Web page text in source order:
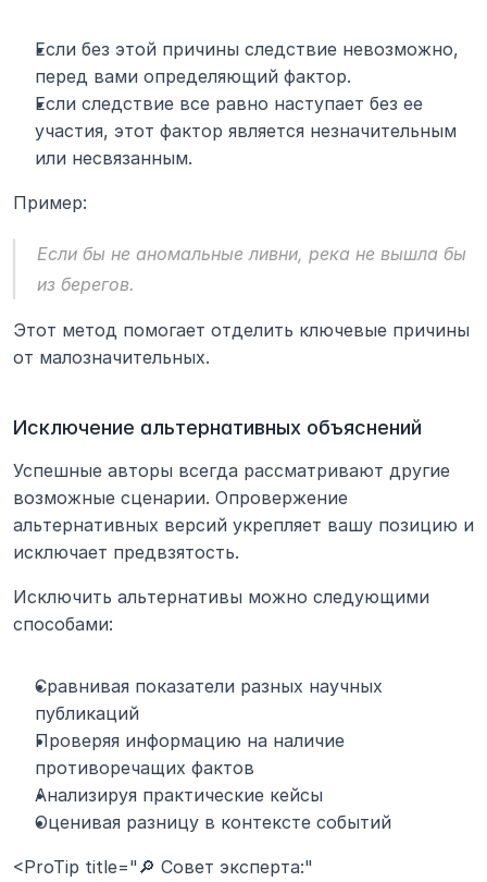
Если без этой причины следствие невозможно,
перед вами определяющий фактор.
Если следствие все равно наступает без ее
участия, этот фактор является незначительным
или несвязанным.
Пример:
Если бы не аномальные ливни, река не вышла бы
из берегов.
Этот метод помогает отделить ключевые причины
от малозначительных.
Исключение альтернативных объяснений
Успешные авторы всегда рассматривают другие
возможные сценарии. Опровержение
альтернативных версий укрепляет вашу позицию и
исключает предвзятость.
Исключить альтернативы можно следующими
способами:
Сравнивая показатели разных научных
публикаций
Проверяя информацию на наличие
противоречащих фактов
Анализируя практические кейсы
Оценивая разницу в контексте событий
<ProTip title="🔎 Совет эксперта:"